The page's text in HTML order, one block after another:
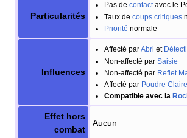
Particularités
Pas de contactavec le
Taux de coups critiques
Priorité normale
Influences
Affecté parAbri et
Non-affecté par Saisie
Non-affecté par Reflet
Affecté par Poudre Claire
Compatible avec la
Effet hors
combat
Aucun